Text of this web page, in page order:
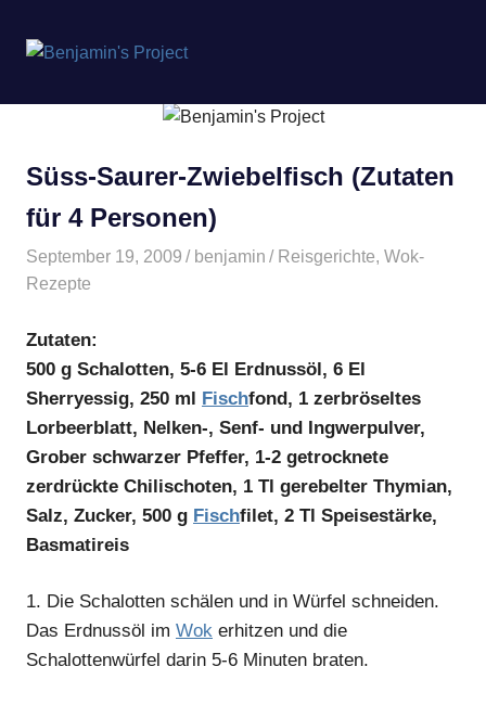
springen
Project
Süss-Saurer-Zwiebelfisch (Zutaten
für 4 Personen)
September 19, 2009 benjamin Reisgerichte,Wok-
Rezepte
Zutaten:
500 g Schalotten, 5-6 El Erdnussöl, 6 El
Sherryessig, 250 ml Fischfond, 1 zerbröseltes
Lorbeerblatt, Nelken-, Senf- und Ingwerpulver,
Grober schwarzer Pfeffer, 1-2 getrocknete
zerdrückte Chilischoten, 1 Tl gerebelter Thymian,
Salz, Zucker, 500 g Fischfilet, 2 Tl Speisestärke,
Basmatireis
1. Die Schalotten schälen und in Würfel schneiden.
Das Erdnussöl im Wok erhitzen und die
Schalottenwürfel darin 5-6 Minuten braten.